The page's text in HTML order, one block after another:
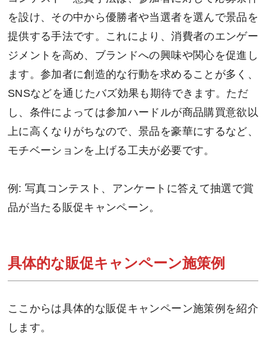
を設け、その中から優勝者や当選者を選んで景品を
提供する手法です。これにより、消費者のエンゲー
ジメントを高め、ブランドへの興味や関心を促進し
ます。参加者に創造的な行動を求めることが多く、
SNSなどを通じたバズ効果も期待できます。ただ
し、条件によっては参加ハードルが商品購買意欲以
上に高くなりがちなので、景品を豪華にするなど、
モチベーションを上げる工夫が必要です。
例: 写真コンテスト、アンケートに答えて抽選で賞
品が当たる販促キャンペーン。
具体的な販促キャンペーン施策例
ここからは具体的な販促キャンペーン施策例を紹介
します。